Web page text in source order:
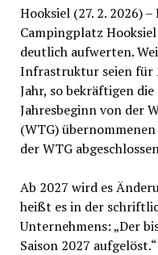
Hooksiel (27. 2. 2026)
Campingplatz
deutlich aufwerten.
Infrastruktur seien für
Jahr, so bekräftigen
Jahresbeginn von der
(WTG)
der WTG
Ab 2027 wird es
heißt es in der
Unternehmens: „Der
Saison 2027 aufgelöst.“